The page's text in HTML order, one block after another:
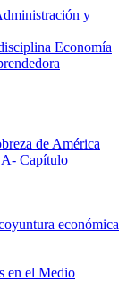
y
Economía
de América
Capítulo
económica
en el Medio